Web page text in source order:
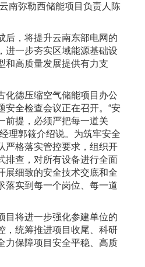
南弥勒西储能项目负责人陈
，将提升云南东部电网的
进一步夯实区域能源基础设
和高质量发展提供有力支
德压缩空气储能项目办公
安全检查会议正在召开。“安
前提，必须严把每一道关
理郭筱介绍说。为筑牢安全
严格落实管控要求，组织开
排查，对所有设备进行全面
展细致的安全技术交底和全
落实到每一个岗位、每一道
将进一步强化参建单位的
，统筹推进项目收尾、科研
力保障项目安全平稳、高质